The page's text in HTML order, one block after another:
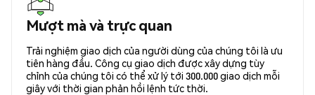
Mượt mà và trực quan
Trải nghiệm giao dịch của người dùng của chúng tôi là ưu
tiên hàng đầu. Công cụ giao dịch được xây dựng tùy
chỉnh của chúng tôi có thể xử lý tới 300.000 giao dịch mỗi
giây với thời gian phản hồi lệnh tức thời.